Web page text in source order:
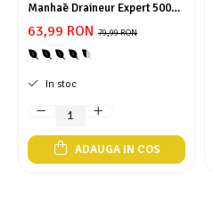
Manhaē Draineur Expert 500
79,99 RON
63,99 RON
In stoc
ADAUGA IN COS